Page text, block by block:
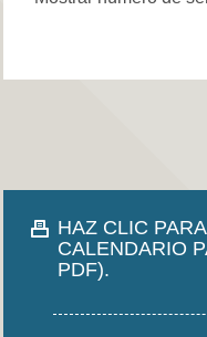
HAZ CLIC
CALENDARIO
PDF).